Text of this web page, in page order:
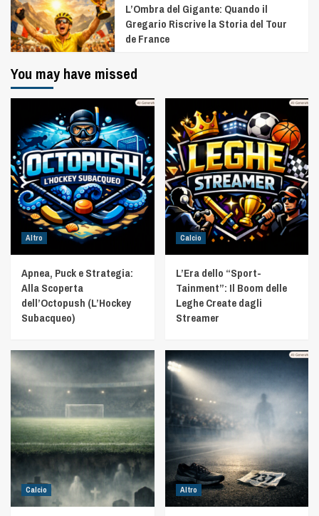
L’Ombra del Gigante: Quando il
Gregario Riscrive la Storia del Tour
de France
You may have missed
Altro
Apnea, Puck e Strategia:
Alla Scoperta
dell’Octopush (L’Hockey
Subacqueo)
Calcio
L’Era dello “Sport-
Tainment”: Il Boom delle
Leghe Create dagli
Streamer
Calcio Altro